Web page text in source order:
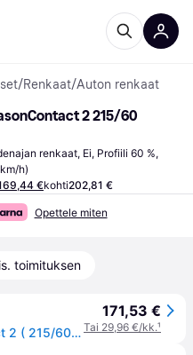
/Renkaat/Auton renkaat
2 215/60
renkaat, Ei, Profiili 60 %,
h)
€kohti202,81 €
Opettele miten
toimituksen
Continental AllSeasonContact 2 ( 215/60 R16 99V XL EVc )
171,53 €
Tai 29,96 €/kk.¹